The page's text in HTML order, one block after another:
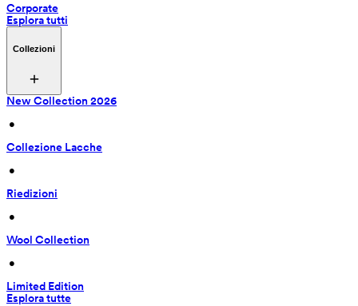
Corporate
Esplora tutti
Collezioni
New Collection 2026
•
Collezione Lacche
•
Riedizioni
•
Wool Collection
•
Limited Edition
Esplora tutte